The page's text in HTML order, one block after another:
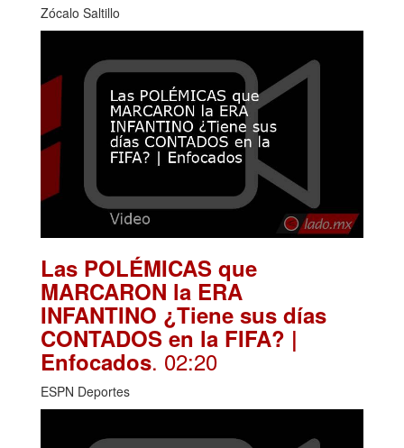
Zócalo Saltillo
Las POLÉMICAS que
MARCARON la ERA
INFANTINO ¿Tiene sus días
CONTADOS en la FIFA? |
Enfocados. 02:20
ESPN Deportes